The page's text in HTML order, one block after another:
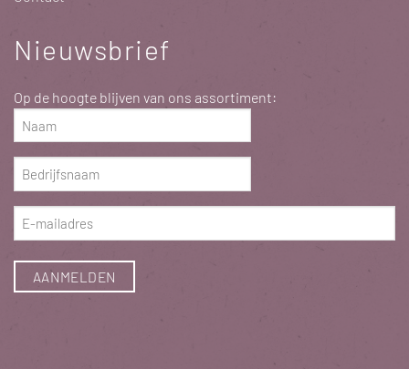
Nieuwsbrief
Op de hoogte blijven van ons assortiment:
Naam
(Vereist)
Bedrijfsnaam
(Vereist)
E-
mailadres
(Vereist)